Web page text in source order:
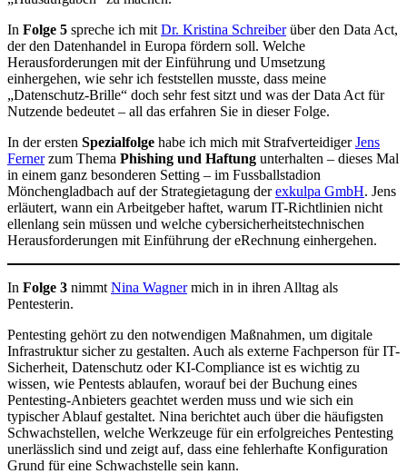
In Folge 5 spreche ich mit Dr. Kristina Schreiberüber den Data Act,
der den Datenhandel in Europa fördern soll. Welche
Herausforderungen mit der Einführung und Umsetzung
einhergehen, wie sehr ich feststellen musste, dass meine
„Datenschutz-Brille“ doch sehr fest sitzt und was der Data Act für
Nutzende bedeutet – all das erfahren Sie in dieser Folge.
In der ersten Spezialfolge habe ich mich mit StrafverteidigerJens
Fernerzum Thema Phishing und Haftung unterhalten – dieses Mal
in einem ganz besonderen Setting – im Fussballstadion
Mönchengladbach auf der Strategietagung derexkulpa GmbH. Jens
erläutert, wann ein Arbeitgeber haftet, warum IT-Richtlinien nicht
ellenlang sein müssen und welche cybersicherheitstechnischen
Herausforderungen mit Einführung der eRechnung einhergehen.
In Folge 3 nimmt Nina Wagnermich in in ihren Alltag als
Pentesterin.
Pentesting gehört zu den notwendigen Maßnahmen, um digitale
Infrastruktur sicher zu gestalten. Auch als externe Fachperson für IT-
Sicherheit, Datenschutz oder KI-Compliance ist es wichtig zu
wissen, wie Pentests ablaufen, worauf bei der Buchung eines
Pentesting-Anbieters geachtet werden muss und wie sich ein
typischer Ablauf gestaltet. Nina berichtet auch über die häufigsten
Schwachstellen, welche Werkzeuge für ein erfolgreiches Pentesting
unerlässlich sind und zeigt auf, dass eine fehlerhafte Konfiguration
Grund für eine Schwachstelle sein kann.